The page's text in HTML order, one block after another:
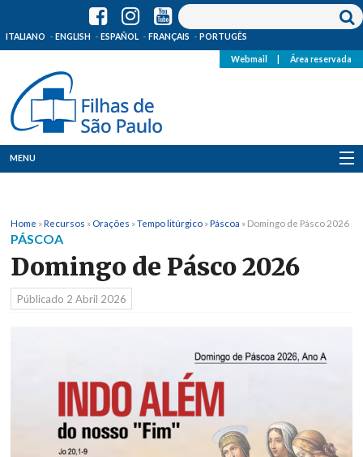
ITALIANO ENGLISH ESPAÑOL FRANÇAIS PORTUGÊS
Webmail Área reservada
MENU
Onde Estamos
Notícias
Recursos
Home »Recursos » Orações »Tempo litúrgico »Páscoa » Domingo de Pásco 2026
PÁSCOA
Domingo de Pásco 2026
Públicado 2 Abril 2026